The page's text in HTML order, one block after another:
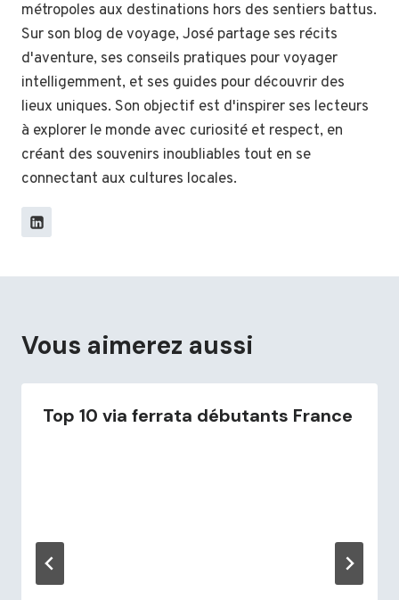
métropoles aux destinations hors des sentiers battus.
Sur son blog de voyage, José partage ses récits
d'aventure, ses conseils pratiques pour voyager
intelligemment, et ses guides pour découvrir des
lieux uniques. Son objectif est d'inspirer ses lecteurs
à explorer le monde avec curiosité et respect, en
créant des souvenirs inoubliables tout en se
connectant aux cultures locales.
Vous aimerez aussi
Top 10 via ferrata débutants France